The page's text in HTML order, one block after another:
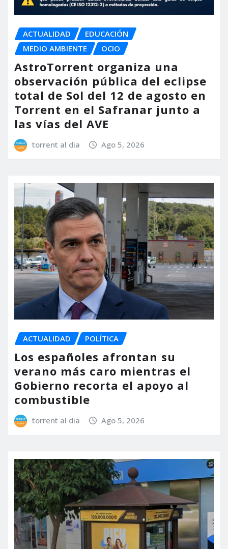
ACTUALIDAD
EDUCACIÓN
MEDIO AMBIENTE
OCIO
AstroTorrent organiza una
observación pública del eclipse
total de Sol del 12 de agosto en
Torrent en el Safranar junto a
las vías del AVE
torrent al dia Ago 5, 2026
ACTUALIDAD POLÍTICA
Los españoles afrontan su
verano más caro mientras el
Gobierno recorta el apoyo al
combustible
torrent al dia Ago 5, 2026